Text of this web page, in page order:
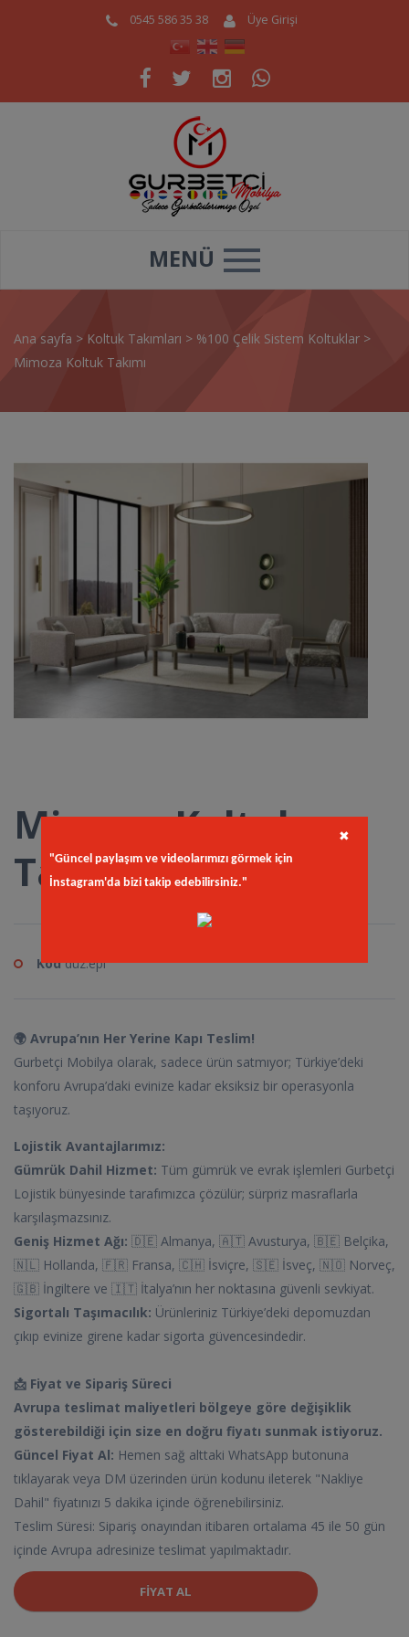
0545 586 35 38 Üye Girişi
MENÜ
Ana sayfa > Koltuk Takımları > %100 Çelik Sistem Koltuklar >
Mimoza Koltuk Takımı
Mimoza Koltuk
Takımı
Koddüz.epi
🌍 Avrupa’nın Her Yerine Kapı Teslim!
Gurbetçi Mobilya olarak, sadece ürün satmıyor; Türkiye’deki
konforu Avrupa’daki evinize kadar eksiksiz bir operasyonla
taşıyoruz.
Lojistik Avantajlarımız:
Gümrük Dahil Hizmet: Tüm gümrük ve evrak işlemleri Gurbetçi
Lojistik bünyesinde tarafımızca çözülür; sürpriz masraflarla
karşılaşmazsınız.
Geniş Hizmet Ağı: 🇩🇪 Almanya, 🇦🇹 Avusturya, 🇧🇪 Belçika,
🇳🇱 Hollanda, 🇫🇷 Fransa, 🇨🇭 İsviçre, 🇸🇪 İsveç, 🇳🇴 Norveç,
🇬🇧 İngiltere ve 🇮🇹 İtalya’nın her noktasına güvenli sevkiyat.
Sigortalı Taşımacılık: Ürünleriniz Türkiye’deki depomuzdan
çıkıp evinize girene kadar sigorta güvencesindedir.
📩 Fiyat ve Sipariş Süreci
Avrupa teslimat maliyetleri bölgeye göre değişiklik
gösterebildiği için size en doğru fiyatı sunmak istiyoruz.
Güncel Fiyat Al: Hemen sağ alttaki WhatsApp butonuna
tıklayarak veya DM üzerinden ürün kodunu ileterek "Nakliye
Dahil" fiyatınızı 5 dakika içinde öğrenebilirsiniz.
Teslim Süresi: Sipariş onayından itibaren ortalama 45 ile 50 gün
içinde Avrupa adresinize teslimat yapılmaktadır.
FIYAT AL
"Güncel paylaşım ve videolarımızı görmek için
İnstagram'da bizi takip edebilirsiniz."
✖